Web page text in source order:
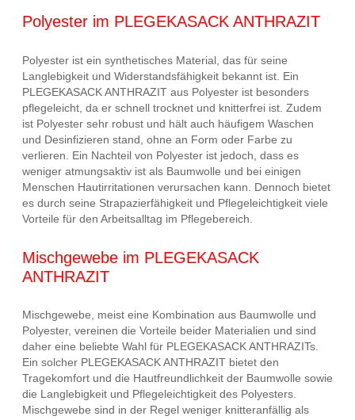
Polyester im PLEGEKASACK ANTHRAZIT
Polyester ist ein synthetisches Material, das für seine
Langlebigkeit und Widerstandsfähigkeit bekannt ist. Ein
PLEGEKASACK ANTHRAZIT aus Polyester ist besonders
pflegeleicht, da er schnell trocknet und knitterfrei ist. Zudem
ist Polyester sehr robust und hält auch häufigem Waschen
und Desinfizieren stand, ohne an Form oder Farbe zu
verlieren. Ein Nachteil von Polyester ist jedoch, dass es
weniger atmungsaktiv ist als Baumwolle und bei einigen
Menschen Hautirritationen verursachen kann. Dennoch bietet
es durch seine Strapazierfähigkeit und Pflegeleichtigkeit viele
Vorteile für den Arbeitsalltag im Pflegebereich.
Mischgewebe im PLEGEKASACK
ANTHRAZIT
Mischgewebe, meist eine Kombination aus Baumwolle und
Polyester, vereinen die Vorteile beider Materialien und sind
daher eine beliebte Wahl für PLEGEKASACK ANTHRAZITs.
Ein solcher PLEGEKASACK ANTHRAZIT bietet den
Tragekomfort und die Hautfreundlichkeit der Baumwolle sowie
die Langlebigkeit und Pflegeleichtigkeit des Polyesters.
Mischgewebe sind in der Regel weniger knitteranfällig als